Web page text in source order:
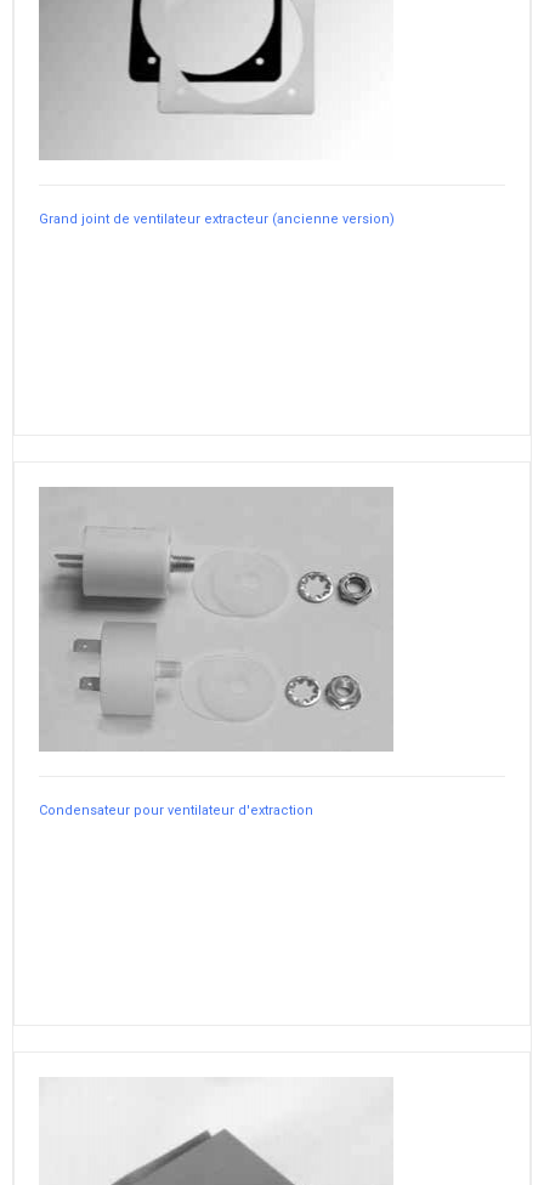
Grand joint de ventilateur extracteur (ancienne version)
Condensateur pour ventilateur d'extraction